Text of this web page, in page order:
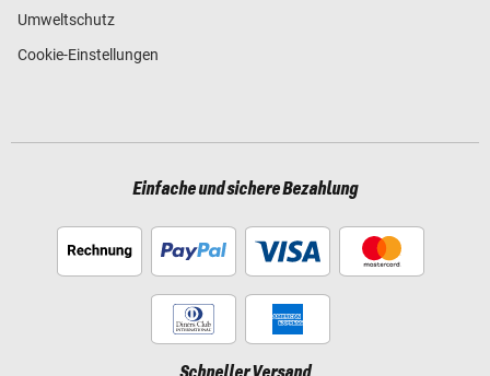
Umweltschutz
Cookie-Einstellungen
Einfache und sichere Bezahlung